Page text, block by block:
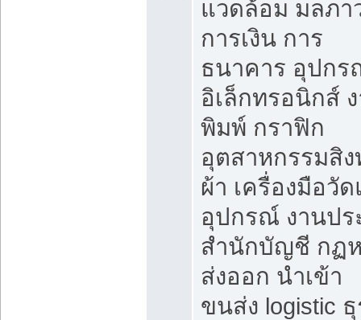
แวดล้อม มลภา
การเงิน การ
ธนาคาร อุปก
อิเล็กทรอนิกส์
พิมพ์ กราฟิก
อุตสาหกรรมสิ
ผ้า เครื่องมือวั
อุปกรณ์ งานปร
สำนักบัญชี กฏ
ส่งออก นำเข้า
ขนส่ง logistic